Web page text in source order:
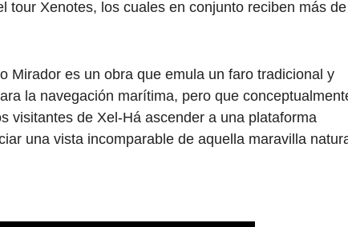
tour Xenotes, los cuales en conjunto reciben más
Mirador es un obra que emula un faro tradicional y
la navegación marítima, pero que
visitantes de Xel-Há ascender a una plataforma
una vista incomparable de aquella maravilla